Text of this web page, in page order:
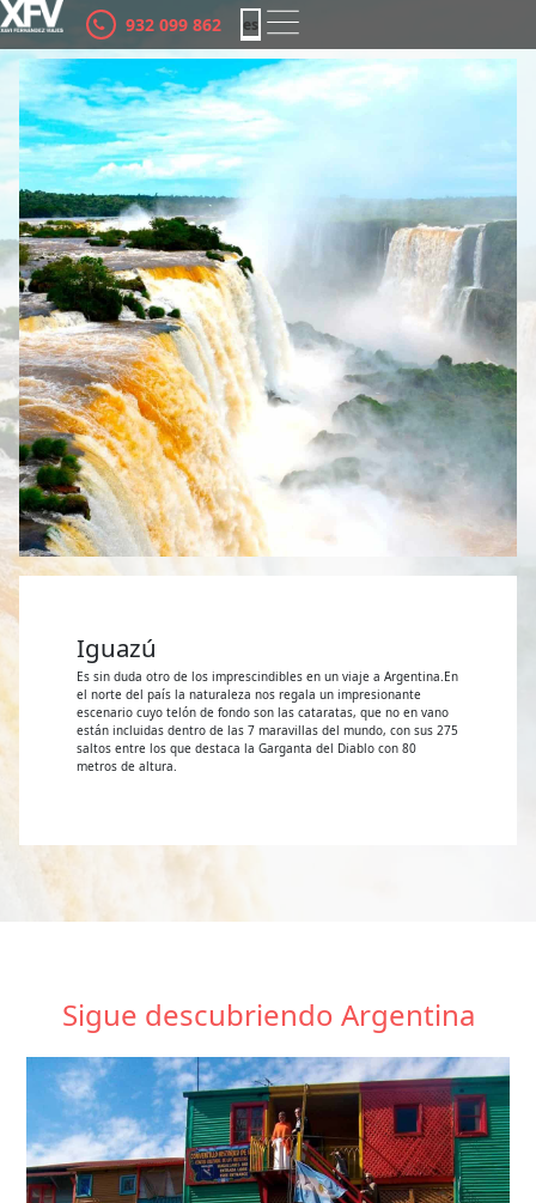
932 099 862
es
ca
Iguazú
Es sin duda otro de los imprescindibles en un viaje a Argentina.En
el norte del país la naturaleza nos regala un impresionante
escenario cuyo telón de fondo son las cataratas, que no en vano
están incluidas dentro de las 7 maravillas del mundo, con sus 275
saltos entre los que destaca la Garganta del Diablo con 80
metros de altura.
Sigue descubriendo Argentina